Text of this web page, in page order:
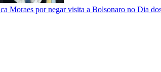
Moraes por negar visita a Bolsonaro no Dia